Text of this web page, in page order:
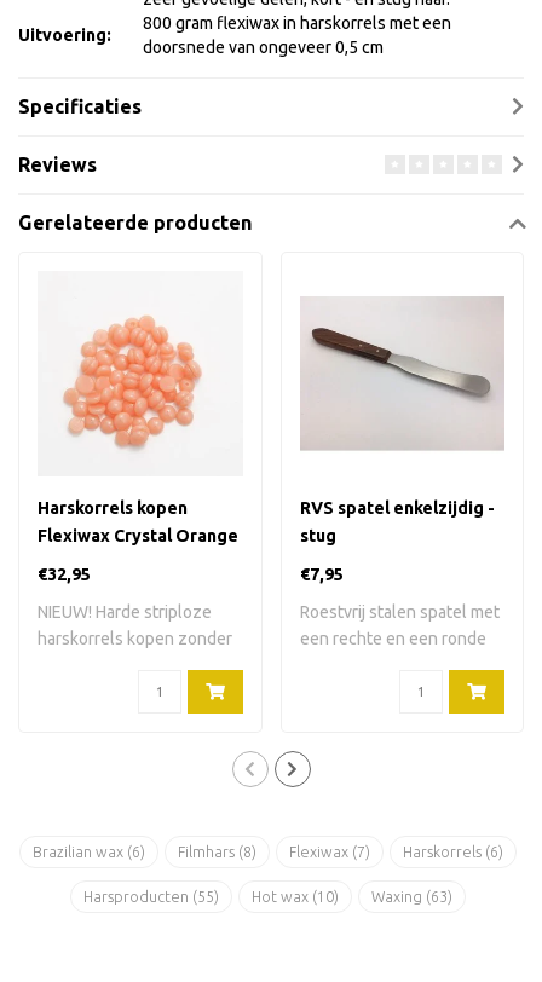
Uitvoering:
800 gram flexiwax in harskorrels met een
doorsnede van ongeveer 0,5 cm
Specificaties
Reviews
Gerelateerde producten
Harskorrels kopen
Flexiwax Crystal Orange
€32,95
NIEUW! Harde striploze
harskorrels kopen zonder
RVS spatel enkelzijdig -
stug
€7,95
Roestvrij stalen spatel met
een rechte en een ronde
Brazilian wax (6) Filmhars (8) Flexiwax (7) Harskorrels (6)
Harsproducten (55) Hot wax (10) Waxing (63)